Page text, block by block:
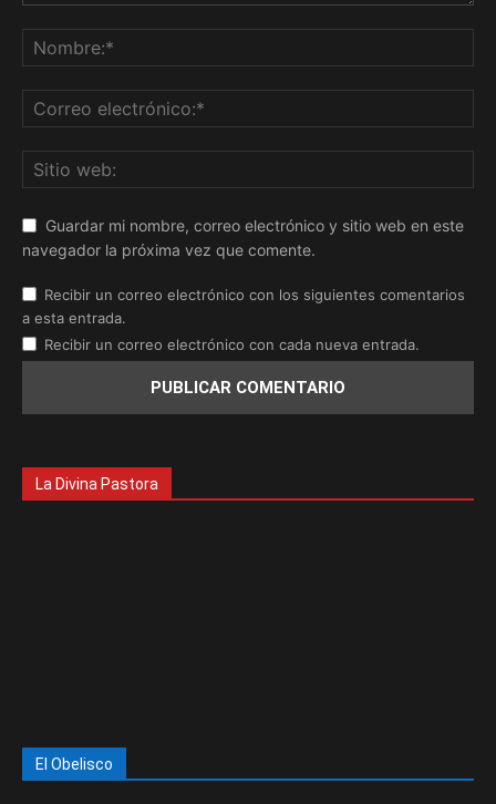
Guardar mi nombre, correo electrónico y sitio web en este
navegador la próxima vez que comente.
Recibir un correo electrónico con los siguientes comentarios
a esta entrada.
Recibir un correo electrónico con cada nueva entrada.
La Divina Pastora
El Obelisco